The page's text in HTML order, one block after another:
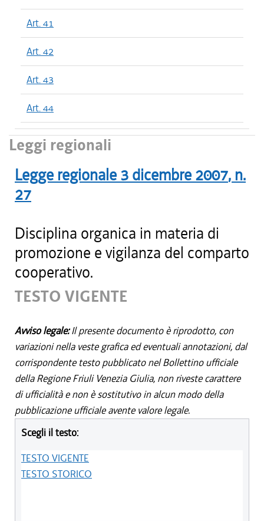
Art. 41
Art. 42
Art. 43
Art. 44
Leggi regionali
Legge regionale 3 dicembre 2007, n.
27
Disciplina organica in materia di
promozione e vigilanza del comparto
cooperativo.
TESTO VIGENTE
Avviso legale:Il presente documento è riprodotto, con
variazioni nella veste grafica ed eventuali annotazioni, dal
corrispondente testo pubblicato nel Bollettino ufficiale
della Regione Friuli Venezia Giulia, non riveste carattere
di ufficialità e non è sostitutivo in alcun modo della
pubblicazione ufficiale avente valore legale.
Scegli il testo:
TESTO VIGENTE
TESTO STORICO